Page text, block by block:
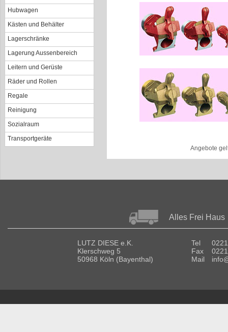
Hubwagen
Kästen und Behälter
Lagerschränke
Lagerung Aussenbereich
Leitern und Gerüste
Räder und Rollen
Regale
Reinigung
Sozialraum
Transportgeräte
Angebote
Alles Frei Haus
LUTZ DIESE e.K.
Klerschweg 5
50968 Köln (Bayenthal)
Tel
Fax
Mail